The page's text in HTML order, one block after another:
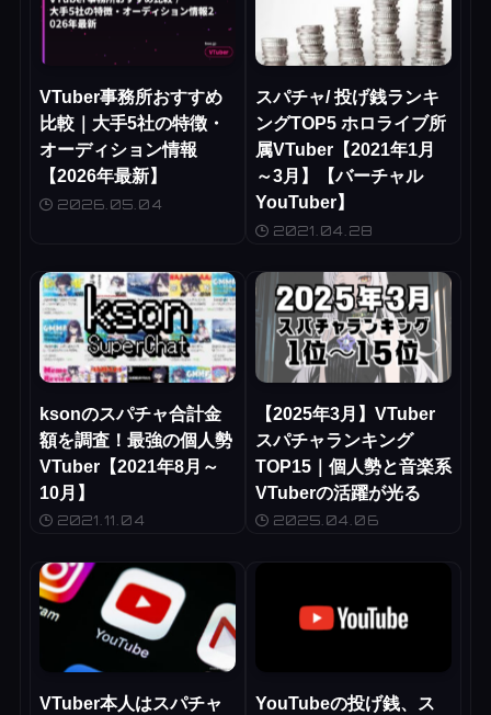
VTuber事務所おすすめ
比較｜大手5社の特徴・
オーディション情報
【2026年最新】
2026.05.04
スパチャ/ 投げ銭ランキ
ングTOP5 ホロライブ所
属VTuber【2021年1月
～3月】【バーチャル
YouTuber】
2021.04.28
ksonのスパチャ合計金
額を調査！最強の個人勢
VTuber【2021年8月～
10月】
2021.11.04
【2025年3月】VTuber
スパチャランキング
TOP15｜個人勢と音楽系
VTuberの活躍が光る
2025.04.06
VTuber本人はスパチャ
YouTubeの投げ銭、ス